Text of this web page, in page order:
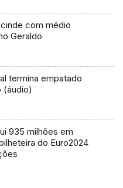
com médio
Geraldo
termina empatado
(áudio)
935 milhões em
do Euro2024